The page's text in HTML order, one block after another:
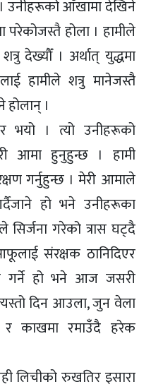
उनीहरूको आँखामा देखिने
परेकोजस्तै होला । हामीले
देख्यौँ । अर्थात् युद्धमा
हामीले शत्रु मानेजस्तै
होलान् ।
भयो । त्यो उनीहरूको
आमा हुनुहुन्छ । हामी
गर्नुहुन्छ । मेरी आमाले
हो भने उनीहरूका
गरेको त्रास घट्दै
संरक्षक ठानिदिएर
गर्ने हो भने आज जसरी
दिन आउला, जुन वेला
र काखमा रमाउँदै हरेक
लिचीको रुखतिर इसारा